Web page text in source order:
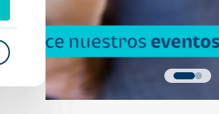
Quiero más detalles